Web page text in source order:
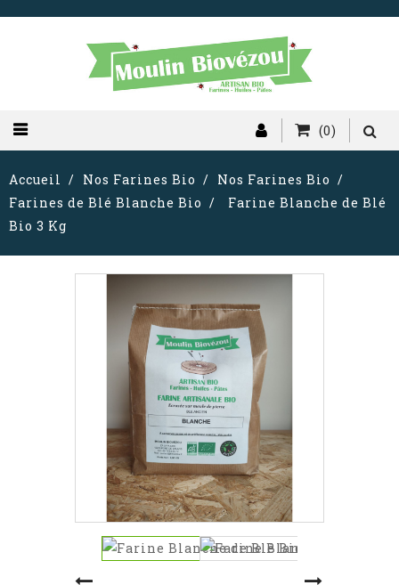
(0)
Accueil Nos Farines Bio
Nos Farines Bio
Farines de Blé Blanche Bio
Farine Blanche de Blé
Bio 3 Kg